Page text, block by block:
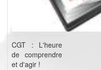
CGT : L'heure
de comprendre
et d'agir !